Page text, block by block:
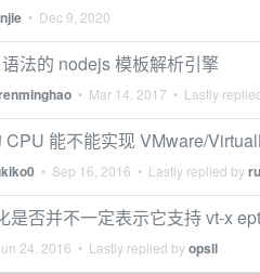
• Dec 9, 2020
法的 nodejs 模板解析引擎
• Mar 14, 2017 • Lastly
能不能实现 VMware/
• Sep 16, 2016 • Lastly replied by
是否并不一定表示它支持 vt-x ept
24, 2016 • Lastly replied byopsll